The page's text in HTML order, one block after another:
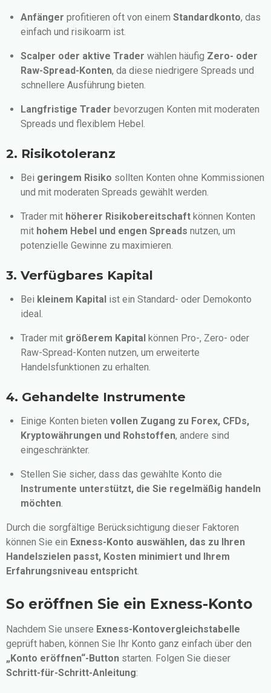
Anfänger profitieren oft von einem Standardkonto, das
einfach und risikoarm ist.
Scalper oder aktive Trader wählen häufig Zero- oder
Raw-Spread-Konten, da diese niedrigere Spreads und
schnellere Ausführung bieten.
Langfristige Trader bevorzugen Konten mit moderaten
Spreads und flexiblem Hebel.
2. Risikotoleranz
Bei geringem Risiko sollten Konten ohne Kommissionen
und mit moderaten Spreads gewählt werden.
Trader mit höherer Risikobereitschaft können Konten
mit hohem Hebel und engen Spreads nutzen, um
potenzielle Gewinne zu maximieren.
3. Verfügbares Kapital
Bei kleinem Kapital ist ein Standard- oder Demokonto
ideal.
Trader mit größerem Kapital können Pro-, Zero- oder
Raw-Spread-Konten nutzen, um erweiterte
Handelsfunktionen zu erhalten.
4. Gehandelte Instrumente
Einige Konten bieten vollen Zugang zu Forex, CFDs,
Kryptowährungen und Rohstoffen, andere sind
eingeschränkter.
Stellen Sie sicher, dass das gewählte Konto die
Instrumente unterstützt, die Sie regelmäßig handeln
möchten
Durch die sorgfältige Berücksichtigung dieser Faktoren
können Sie ein Exness-Konto auswählen, das zu Ihren
Handelszielen passt, Kosten minimiert und Ihrem
Erfahrungsniveau entspricht
So eröffnen Sie ein Exness-Konto
Nachdem Sie unsere Exness-Kontovergleichstabelle
geprüft haben, können Sie Ihr Konto ganz einfach über den
„Konto eröffnen“-Button starten. Folgen Sie dieser
Schritt-für-Schritt-Anleitung: